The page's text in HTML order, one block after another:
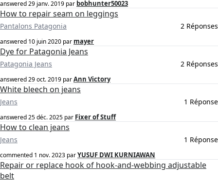
answered29 janv. 2019 par bobhunter50023
How to repair seam on leggings
Pantalons Patagonia 2 Réponses
answered 10 juin 2020 par mayer
Dye for Patagonia Jeans
Patagonia Jeans 2 Réponses
answered29 oct. 2019 parAnn Victory
White bleech on jeans
Jeans 1 Réponse
answered25 déc. 2025 par Fixer of Stuff
How to clean jeans
Jeans 1 Réponse
commented 1 nov. 2023 parYUSUF DWI KURNIAWAN
Repair or replace hook of hook-and-webbing adjustable
belt